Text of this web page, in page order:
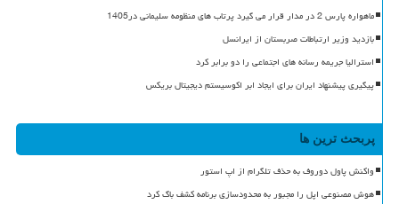
ماهواره پارس 2 در مدار قرار می گیرد پرتاب های منظومه سلیمانی در1405
بازدید وزیر ارتباطات صربستان از ایرانسل
استرالیا جریمه رسانه های اجتماعی را دو برابر کرد
پیگیری پیشنهاد ایران برای ایجاد ابر اکوسیستم دیجیتال بریکس
پربحث ترین ها
واکنش پاول دوروف به حذف تلگرام از اپ استور
هوش مصنوعی اپل را مجبور به محدودسازی برنامه کشف باگ کرد